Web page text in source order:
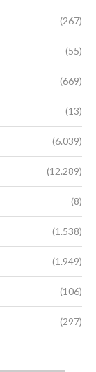
(267)
(55)
(669)
(13)
(6.039)
(12.289)
(8)
(1.538)
(1.949)
(106)
(297)